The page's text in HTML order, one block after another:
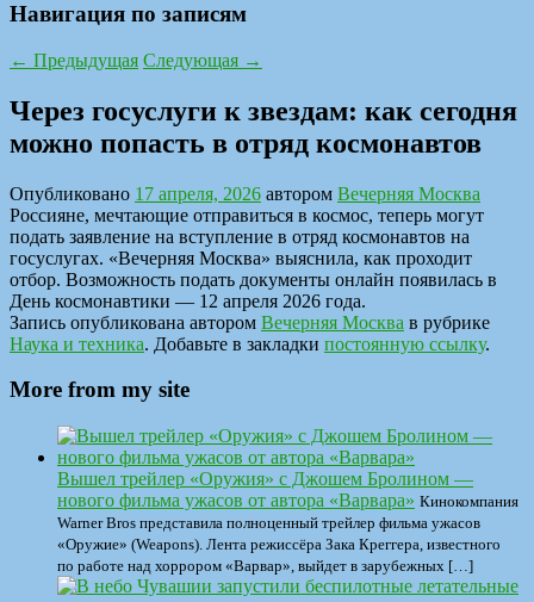
Навигация по записям
← Предыдущая Следующая →
Через госуслуги к звездам: как сегодня
можно попасть в отряд космонавтов
Опубликовано 17 апреля, 2026 автором Вечерняя Москва
Россияне, мечтающие отправиться в космос, теперь могут
подать заявление на вступление в отряд космонавтов на
госуслугах. «Вечерняя Москва» выяснила, как проходит
отбор. Возможность подать документы онлайн появилась в
День космонавтики — 12 апреля 2026 года.
Запись опубликована автором Вечерняя Москва в рубрике
Наука и техника. Добавьте в закладки постоянную ссылку.
More from my site
Вышел трейлер «Оружия» с Джошем Бролином —
нового фильма ужасов от автора «Варвара» Кинокомпания
Warner Bros представила полноценный трейлер фильма ужасов
«Оружие» (Weapons). Лента режиссёра Зака Креггера, известного
по работе над хоррором «Варвар», выйдет в зарубежных […]